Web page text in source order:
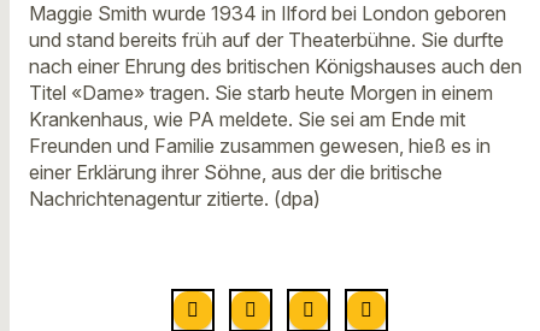
Maggie Smith wurde 1934 in Ilford bei London geboren
und stand bereits früh auf der Theaterbühne. Sie durfte
nach einer Ehrung des britischen Königshauses auch den
Titel «Dame» tragen. Sie starb heute Morgen in einem
Krankenhaus, wie PA meldete. Sie sei am Ende mit
Freunden und Familie zusammen gewesen, hieß es in
einer Erklärung ihrer Söhne, aus der die britische
Nachrichtenagentur zitierte. (dpa)